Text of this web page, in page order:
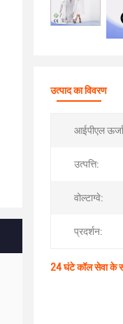
उत्पाद का विवरण
आईपीएल
उत्पत्ति:
वोल्टाग्वे:
प्रदर्शन:
24 घंटे कॉल सेवा के